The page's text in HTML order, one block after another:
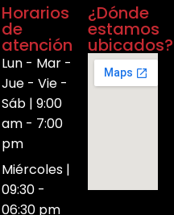
Horarios
de
atención
Lun - Mar -
Jue - Vie -
Sáb | 9:00
am - 7:00
pm
Miércoles |
09:30 -
06:30 pm
¿Dónde
estamos
ubicados?